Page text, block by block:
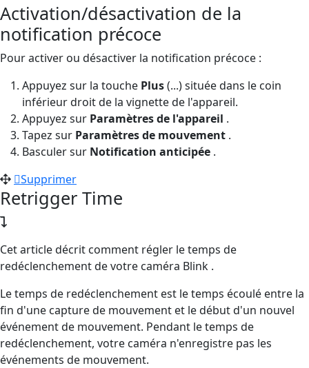
Activation/désactivation de la
notification précoce
Pour activer ou désactiver la notification précoce :
Appuyez sur la touche Plus(...) située dans le coin
inférieur droit de la vignette de l'appareil.
Appuyez sur Paramètres de l'appareil .
Tapez sur Paramètres de mouvement .
Basculer sur Notification anticipée .
Supprimer
Retrigger Time
Cet article décrit comment régler le temps de
redéclenchement de votre caméra Blink .
Le temps de redéclenchement est le temps écoulé entre la
fin d'une capture de mouvement et le début d'un nouvel
événement de mouvement. Pendant le temps de
redéclenchement, votre caméra n'enregistre pas les
événements de mouvement.